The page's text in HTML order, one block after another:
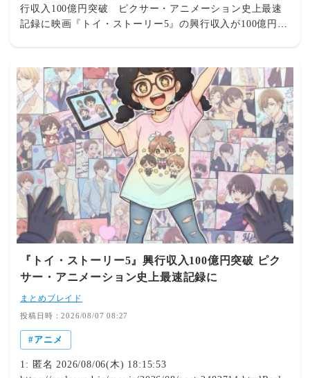
行収入100億円突破 ピクサー・アニメーション史上最速
記録に映画『トイ・ストーリー5』の興行収入が100億円を
ストーリー』シリーズ最新作。7月3日に日本公開を迎え、
公開初週末3日間で動員164万人、興行収入24億1510万円を
記録し、『アナと雪の女王2』…公開34日目での興行収入
100億円突破はピクサー・アニメーションとして史上最速
となり、『トイ・ストーリー』シリーズとしても最速の記
録となる。さらに、興行収入100億9千万円の『トイ・スト
ーリー4』を抜き、シリーズNo.1興行収入である『トイ・
ストーリー3』の108億円超えも目前に控えている。
『トイ・ストーリー5』興行収入100億円突破 ピク
サー・アニメーション史上最速記録に
まとめブレイド
投稿日時：2026/08/07 08:27
アニメ
1: 匿名 2026/08/06(木) 18:15:53